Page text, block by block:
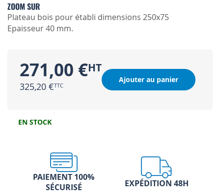
ZOOM SUR
Plateau bois pour établi dimensions 250x75
Epaisseur 40 mm.
271,00 €
325,20 €
Ajouter au panier
EN STOCK
PAIEMENT 100%
SÉCURISÉ
EXPÉDITION 48H